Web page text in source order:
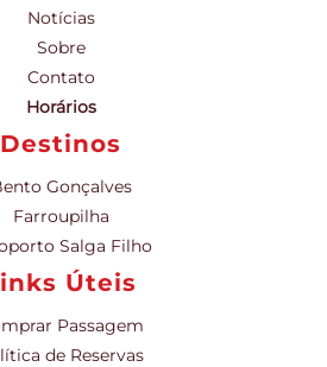
Notícias
Sobre
Contato
Horários
Destinos
Gonçalves
Farroupilha
Salga Filho
Úteis
Passagem
de Reservas